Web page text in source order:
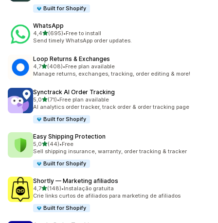
Built for Shopify
WhatsApp
4,4de 5 estrelas
(695)
695 total de avaliações
•Free to install
Send timely WhatsApp order updates.
Loop Returns & Exchanges
4,7de 5 estrelas
(408)
408 total de avaliações
•Free plan available
Manage returns, exchanges, tracking, order editing & more!
Synctrack AI Order Tracking
5,0de 5 estrelas
(71)
71 total de avaliações
•Free plan available
AI analytics order tracker, track order & order tracking page
Built for Shopify
Easy Shipping Protection
5,0de 5 estrelas
(44)
44 total de avaliações
•Free
Sell shipping insurance, warranty, order tracking & tracker
Built for Shopify
Shortly — Marketing afiliados
4,7de 5 estrelas
(148)
148 total de avaliações
•Instalação gratuita
Crie links curtos de afiliados para marketing de afiliados
Built for Shopify